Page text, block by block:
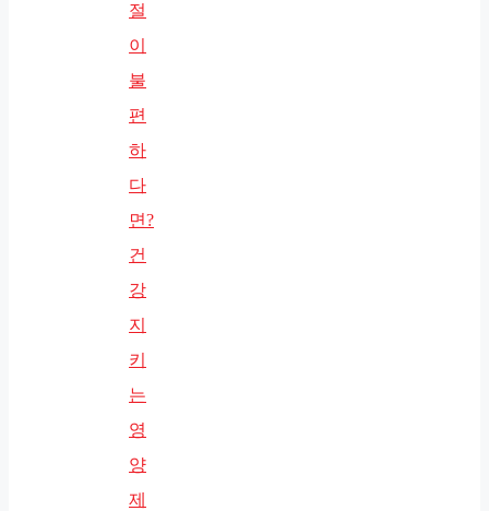
절
이
불
편
하
다
면?
건
강
지
키
는
영
양
제